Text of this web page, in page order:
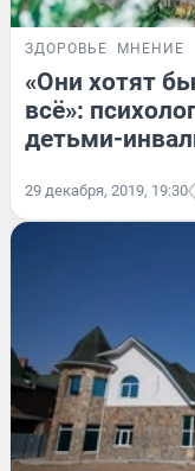
ЗДОРОВЬЕ МНЕНИЕ
«Они хотят
всё»:
детьми-
29 декабря, 2019, 19:30